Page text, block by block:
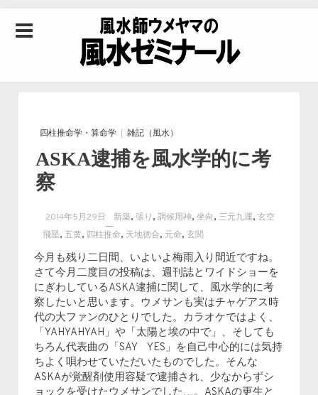
水ゼミナール｜風水
学・四柱推命学・易
学を合わせた立命講
座
四柱推命学・算命学 雑記（風水）
ASKA逮捕を風水学的に考
察
2014年5月29日 新築,張り ,調候用神,坐向,三元九運,玄空
飛星,五黄, 四柱推命, 天地徳合, 元命,玄関
今月も残り二日間、いよいよ梅雨入り間近ですね。
さて今月二度目の投稿は、週刊誌とワイドショーを
にぎわしているASKA逮捕に関して、風水学的に考
察したいと思います。ウメサンも実はチャゲアス時
代の大ファンのひとりでした。カラオケではよく、
「YAHYAHYAH」や「太陽と埃の中で」、そしても
ちろん代表曲の「SAY YES」を自己中心的には気持
ちよく唄わせていただいたものでした。そんな
ASKAが覚醒剤使用容疑で逮捕され、少なからずシ